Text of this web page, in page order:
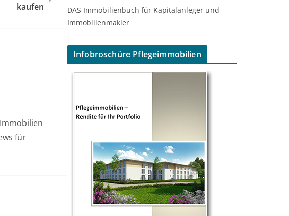
kaufen
für
DAS Immobilienbuch für Kapitalanleger und
Immobilienmakler
Infobroschüre Pflegeimmobilien